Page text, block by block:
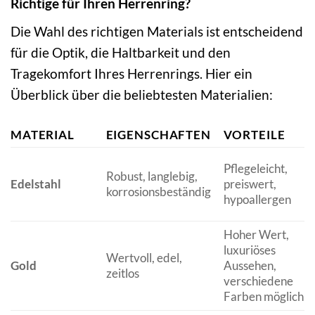
Die Wahl des richtigen Materials ist entscheidend
für die Optik, die Haltbarkeit und den
Tragekomfort Ihres Herrenrings. Hier ein
Überblick über die beliebtesten Materialien:
MATERIAL EIGENSCHAFTEN VORTEILE
Edelstahl
Robust, langlebig,
korrosionsbeständig
Pflegeleicht,
preiswert,
hypoallergen
Gold
Wertvoll, edel,
zeitlos
Hoher Wert,
luxuriöses
Aussehen,
verschiedene
Farben möglich